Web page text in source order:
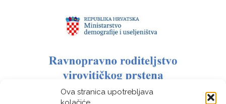
Ova stranica upotrebljava